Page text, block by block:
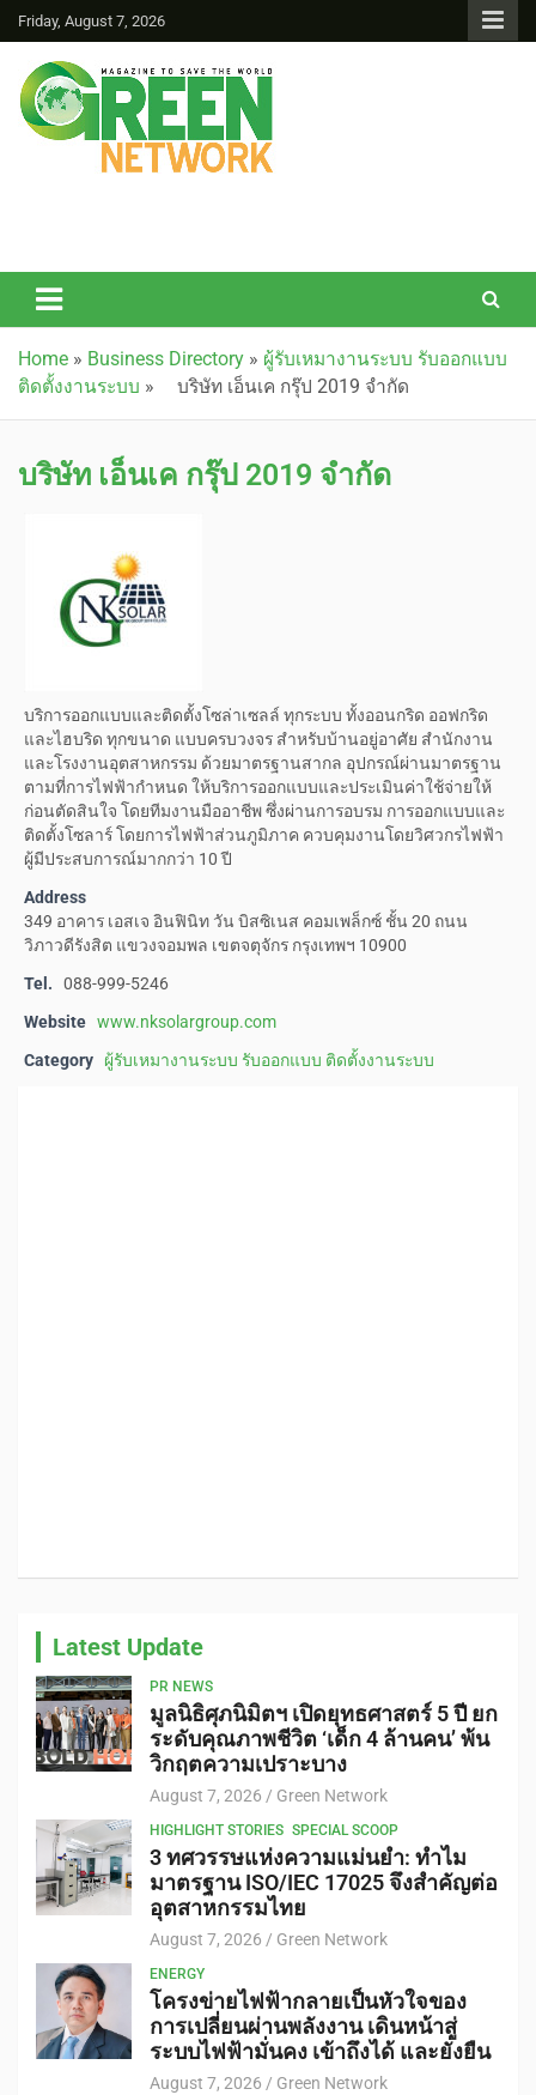
Friday, August 7, 2026
Home » Business Directory » ผู้รับเหมางานระบบ รับออกแบบ
ติดตั้งงานระบบ » บริษัท เอ็นเค กรุ๊ป 2019 จำกัด
บริษัท เอ็นเค กรุ๊ป 2019 จำกัด
บริการออกแบบและติดตั้งโซล่าเซลล์ ทุกระบบ ทั้งออนกริด ออฟกริด
และไฮบริด ทุกขนาด แบบครบวงจร สำหรับบ้านอยู่อาศัย สำนักงาน
และโรงงานอุตสาหกรรม ด้วยมาตรฐานสากล อุปกรณ์ผ่านมาตรฐาน
ตามที่การไฟฟ้ากำหนด ให้บริการออกแบบและประเมินค่าใช้จ่ายให้
ก่อนตัดสินใจ โดยทีมงานมืออาชีพ ซึ่งผ่านการอบรม การออกแบบและ
ติดตั้งโซลาร์ โดยการไฟฟ้าส่วนภูมิภาค ควบคุมงานโดยวิศวกรไฟฟ้า
ผู้มีประสบการณ์มากกว่า 10 ปี
Address
349 อาคาร เอสเจ อินฟินิท วัน บิสซิเนส คอมเพล็กซ์ ชั้น 20 ถนน
วิภาวดีรังสิต แขวงจอมพล เขตจตุจักร กรุงเทพฯ 10900
Tel.
088-999-5246
Website www.nksolargroup.com
Category
ผู้รับเหมางานระบบ รับออกแบบ ติดตั้งงานระบบ
Latest Update
PR NEWS
มูลนิธิศุภนิมิตฯ เปิดยุทธศาสตร์ 5 ปี ยก
ระดับคุณภาพชีวิต ‘เด็ก 4 ล้านคน’ พ้น
วิกฤตความเปราะบาง
August 7, 2026 Green Network
HIGHLIGHT STORIES SPECIAL SCOOP
3 ทศวรรษแห่งความแม่นยำ: ทำไม
มาตรฐาน ISO/IEC 17025 จึงสำคัญต่อ
อุตสาหกรรมไทย
August 7, 2026 Green Network
ENERGY
โครงข่ายไฟฟ้ากลายเป็นหัวใจของ
การเปลี่ยนผ่านพลังงาน เดินหน้าสู่
ระบบไฟฟ้ามั่นคง เข้าถึงได้ และยั่งยืน
August 7, 2026 Green Network